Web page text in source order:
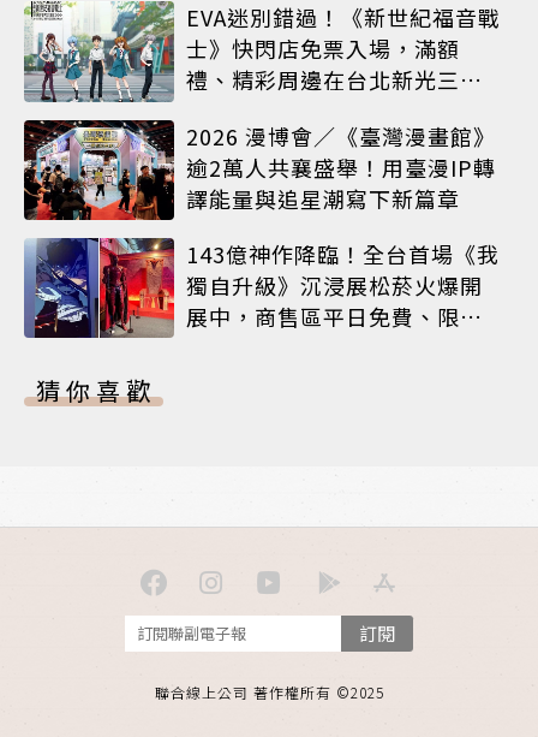
EVA迷別錯過！《新世紀福音戰
士》快閃店免票入場，滿額
禮、精彩周邊在台北新光三越
2026 漫博會／《臺灣漫畫館》
逾2萬人共襄盛舉！用臺漫IP轉
譯能量與追星潮寫下新篇章
143億神作降臨！全台首場《我
獨自升級》沉浸展松菸火爆開
展中，商售區平日免費、限定
猜你喜歡
訂閱
聯合線上公司 著作權所有 ©2025